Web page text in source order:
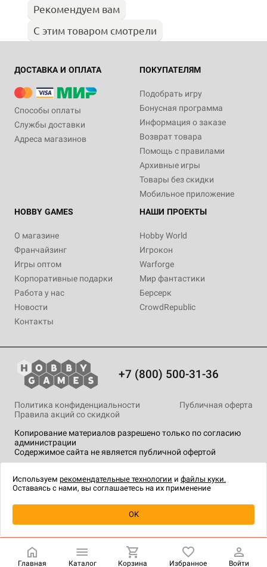
Уведомить о наличии
Рекомендуем вам
С этим товаром смотрели
ДОСТАВКА И ОПЛАТА
Способы оплаты
Службы доставки
Адреса магазинов
ПОКУПАТЕЛЯМ
Подобрать игру
Бонусная программа
Информация о заказе
Возврат товара
Помощь с правилами
Архивные игры
Товары без скидки
Мобильное приложение
HOBBY GAMES
О магазине
Франчайзинг
Игры оптом
Корпоративные подарки
Работа у нас
Новости
Контакты
НАШИ ПРОЕКТЫ
Hobby World
Игрокон
Warforge
Мир фантастики
Берсерк
CrowdRepublic
+7 (800) 500-31-36
Копирование материалов разрешено только по согласию
администрации
Содержимое сайта не является публичной офертой
Политика конфиденциальности
Публичная оферта
Правила акций со скидкой
технологии.
Главная Каталог Корзина Избранное Войти
Используем рекомендательные технологии и файлы куки.
Оставаясь с нами, вы соглашаетесь на их применение
OK